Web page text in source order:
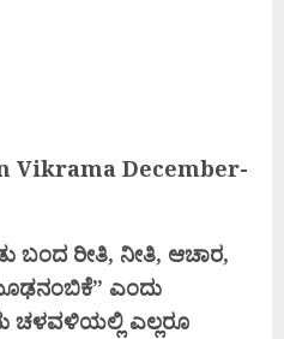
Vikrama December-
ಬಂದ ರೀತಿ, ನೀತಿ, ಆಚಾರ,
ಎಂದು
ಚಳವಳಿಯಲ್ಲಿ ಎಲ್ಲರೂ